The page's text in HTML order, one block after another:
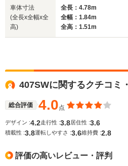
車体寸法
(全長x全幅x全
高)
全長：4.78m
全幅：1.84m
全高：1.51m
407SWに関するクチコミ
総合評価 4.0点
デザイン :4.2走行性 :3.8 居住性 :3.6
積載性 :3.8運転しやすさ :3.6維持費 :2.8
評価の高いレビュー・評判